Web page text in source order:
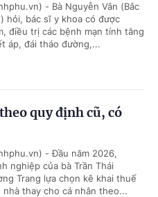
- Bà Nguyễn Vân (Bắc
hỏi, bác sĩ y khoa có được
điều trị các bệnh mạn tính tăng
áp, đái tháo đường,...
quy định cũ, có
- Đầu năm 2026,
nghiệp của bà Trần Thái
Trang lựa chọn kê khai thuế
nhà thay cho cá nhân theo...